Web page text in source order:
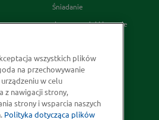
Śniadanie
desery wypieki i napoje
wszystkich plików
na przechowywanie
w celu
z nawigacji strony,
strony i wsparcia naszych
Polityka dotycząca plików